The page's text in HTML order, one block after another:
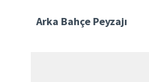
Arka Bahçe Peyzajı